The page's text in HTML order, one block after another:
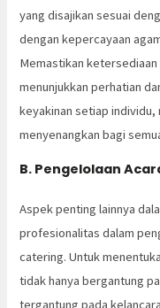
yang disajikan sesuai
dengan kepercayaan
Memastikan ketersediaan
menunjukkan perhatian
keyakinan setiap individu,
menyenangkan bagi
B. Pengelolaan
Aspek penting lainnya
profesionalitas dalam
catering. Untuk
tidak hanya bergantung
tergantung pada